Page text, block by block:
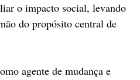
o impacto social, levando
do propósito central de
agente de mudança e